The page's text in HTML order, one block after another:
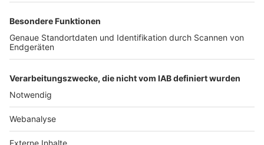
Nutzungsbedingungen Datenschutz Impressum